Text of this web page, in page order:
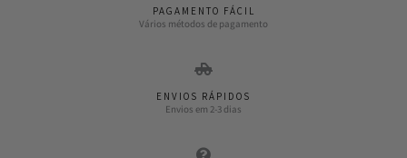
PAGAMENTO FÁCIL
Vários métodos de pagamento
ENVIOS RÁPIDOS
Envios em 2-3 dias